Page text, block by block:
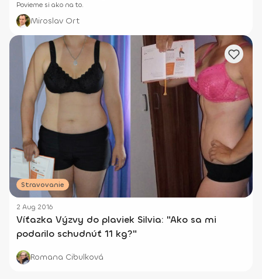
Povieme si ako na to.
Miroslav Ort
Stravovanie
2 Aug 2016
Víťazka Výzvy do plaviek Silvia: "Ako sa mi
podarilo schudnúť 11 kg?"
Romana Cibulková